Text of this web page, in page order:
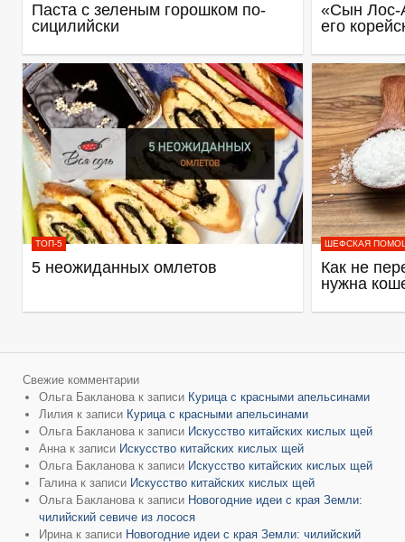
Паста с зеленым горошком по-
сицилийски
«Сын Лос-
его
ТОП-5
5 неожиданных омлетов
ШЕФСКАЯ
Как не
нужна
Свежие комментарии
Ольга Бакланова к записи Курица с красными апельсинами
Лилия к записи Курица с красными апельсинами
Ольга Бакланова к записи Искусство китайских кислых щей
Анна к записи Искусство китайских кислых щей
Ольга Бакланова к записи Искусство китайских кислых щей
Галина к записи Искусство китайских кислых щей
Ольга Бакланова к записи Новогодние идеи с края Земли:
чилийский севиче из лосося
Ирина к записи Новогодние идеи с края Земли: чилийский